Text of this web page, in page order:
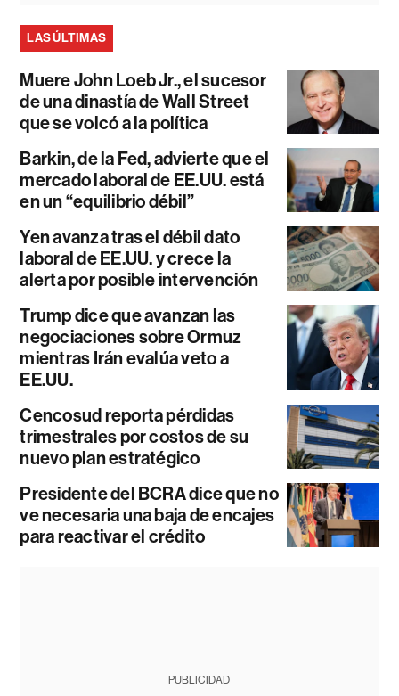
LAS ÚLTIMAS
Muere John Loeb Jr., el sucesor
de una dinastía de Wall Street
que se volcó a la política
Barkin, de la Fed, advierte que el
mercado laboral de EE.UU. está
en un “equilibrio débil”
Yen avanza tras el débil dato
laboral de EE.UU. y crece la
alerta por posible intervención
Trump dice que avanzan las
negociaciones sobre Ormuz
mientras Irán evalúa veto a
EE.UU.
Cencosud reporta pérdidas
trimestrales por costos de su
nuevo plan estratégico
Presidente del BCRA dice que no
ve necesaria una baja de encajes
para reactivar el crédito
PUBLICIDAD